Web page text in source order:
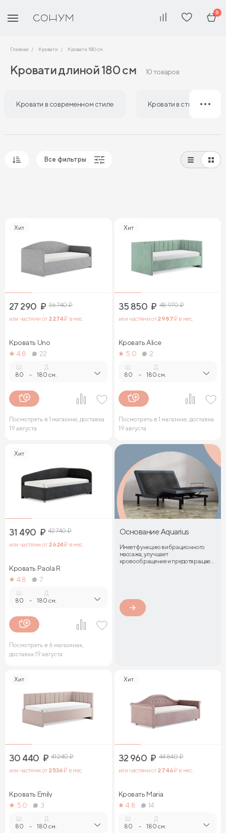
0
Главная Кровати Кровати 180 см
Кровати длиной 180 см 10 товаров
Кровати в современном стиле Кровати в стиле лофт
Все фильтры
Хит
27 290 ₽ 36 740₽
или частями от 2 274₽ в мес.
Кровать Uno
4.8
22
Ш.
80 -
Д.
180 см.
Посмотреть в 1 магазине, доставка
19 августа
Хит
35 850 ₽ 48 970₽
или частями от2 987₽ в мес.
Кровать Alice
5.0
2
Ш.
80 -
Д.
180 см.
Посмотреть в 1 магазине, доставка
19 августа
Хит
31 490 ₽ 42 740₽
или частями от 2 624₽ в мес.
Кровать Paola R
4.8
7
80 -
Д.
180 см.
Посмотреть в 6 магазинах,
доставка 19 августа
Основание Aquarius
Имеет функцию вибрационного
массажа, улучшает
кровообращение и предотвращает
Хит
30 440 ₽ 41 240₽
или частями от 2 536₽ в мес.
Кровать Emily
5.0
3
80 -
Д.
180 см.
Хит
32 960 ₽ 44 840₽
или частями от2 746₽ в мес.
Кровать Maria
4.8
14
80 -
Д.
180 см.